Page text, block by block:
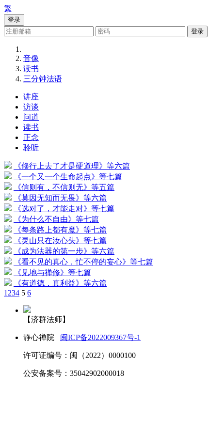
繁
登录
登录
音像
读书
三分钟法语
讲座
访谈
问道
读书
正念
聆听
《修行上去了才是硬道理》等六篇
《一个又一个生命起点》等七篇
《信则有，不信则无》等五篇
《莫因无知而无畏》等六篇
《选对了，才能走对》等七篇
《为什么不自由》等七篇
《每条路上都有魔》等七篇
《灵山只在汝心头》等七篇
《成为法器的第一步》等六篇
《看不见的真心，忙不停的妄心》等七篇
《见地与禅修》等七篇
《有道德，真利益》等六篇
1 234 5 6
【济群法师】
静心禅院 闽ICP备2022009367号-1
许可证编号：闽（2022）0000100
公安备案号：35042902000018